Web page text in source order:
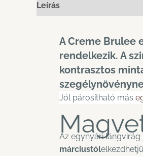
Leírás
A Creme Brulee
rendelkezik. A
kontrasztos
Jól párosítható más
Az egynyári lángvirág
márciustól